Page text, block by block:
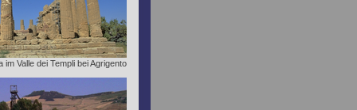
im Valle dei Templi bei Agrigento